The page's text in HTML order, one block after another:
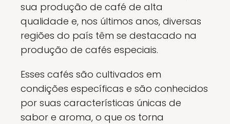
sua produção de café de alta
qualidade e, nos últimos anos, diversas
regiões do país têm se destacado na
produção de cafés especiais.
Esses cafés são cultivados em
condições específicas e são conhecidos
por suas características únicas de
sabor e aroma, o que os torna